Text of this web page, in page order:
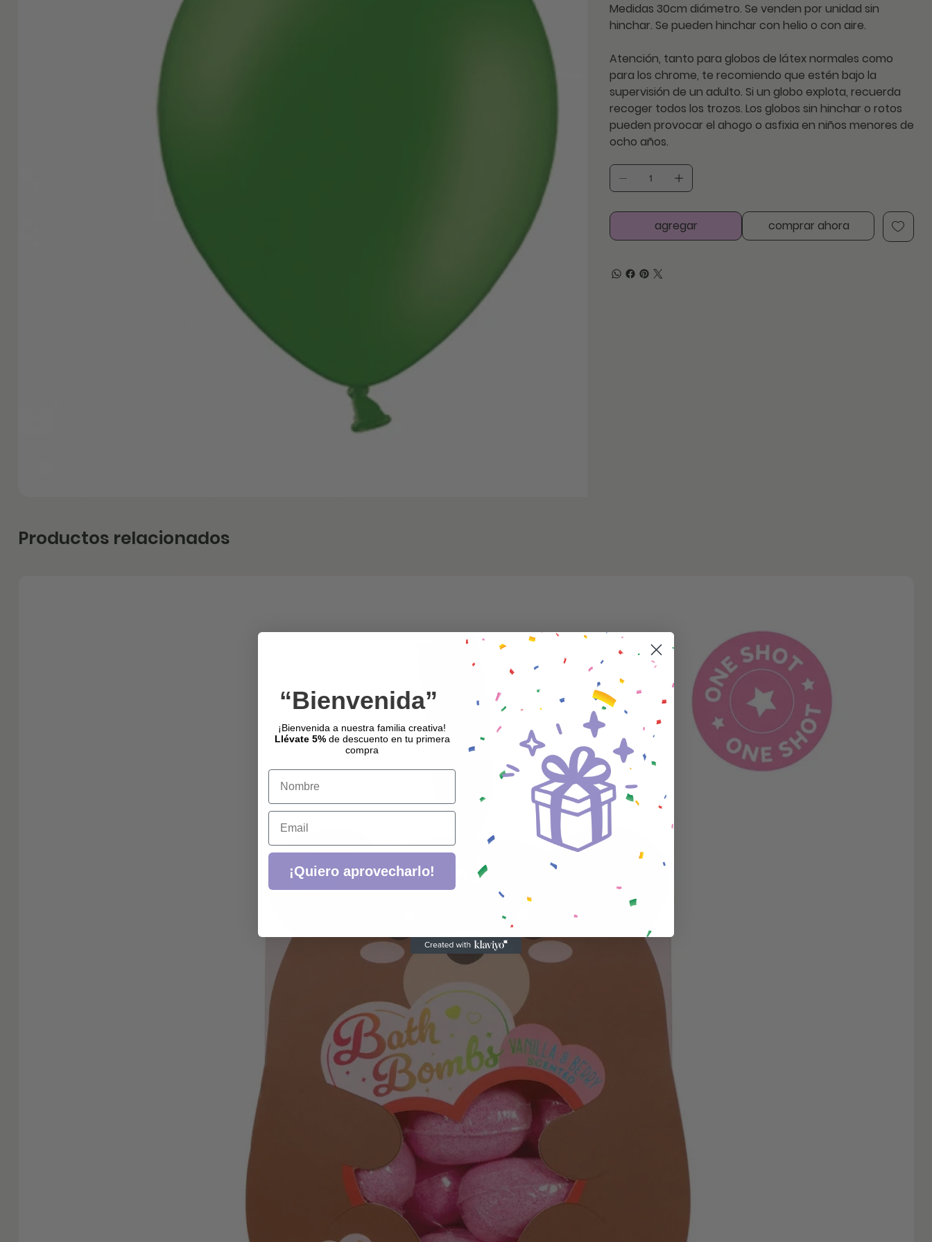
Medidas 30cm diámetro. Se venden por unidad sin
hinchar. Se pueden hinchar con helio o con aire.
Atención, tanto para globos de látex normales como
para los chrome, te recomiendo que estén bajo la
supervisión de un adulto. Si un globo explota, recuerda
recoger todos los trozos. Los globos sin hinchar o rotos
pueden provocar el ahogo o asfixia en niños menores de
ocho años.
agregar comprar ahora
Productos relacionados
“Bienvenida”
¡Bienvenida a nuestra familia creativa!
Llévate 5%de descuento en tu primera
compra
Name
Email
¡Quiero aprovecharlo!